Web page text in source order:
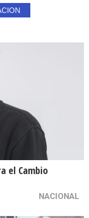
el Cambio
NACIONAL